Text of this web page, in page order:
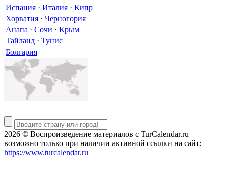
Испания · Италия · Кипр
Хорватия · Черногория
Анапа · Сочи · Крым
Тайланд · Тунис
Болгария
2026 © Воспроизведение материалов c TurCalendar.ru
возможно только при наличии активной ссылки на сайт:
https://www.turcalendar.ru